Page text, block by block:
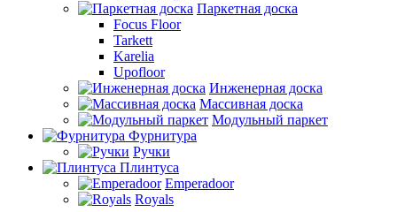
Паркетная доска
Focus Floor
Tarkett
Karelia
Upofloor
Инженерная доска
Массивная доска
Модульный паркет
Фурнитура
Ручки
Плинтуса
Emperadoor
Royals